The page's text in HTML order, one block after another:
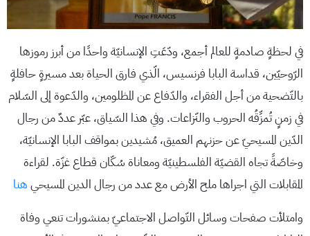
في لحظةٍ صادمةٍ للعالم أجمع، ودّعَتِ الإنسانيّة واحدًا من أبرز رموزها
الرّوحيّين، قداسة البابا فرنسيس، الّذي فارق الحياة بعد مسيرةٍ حافلةٍ
بالتّضحية من أجل الفقراء، والدّفاع عن المظلومين، والدّعوة إلى السّلام
في زمنٍ تُمزِّقُه الحروب والنّزاعات. وفي هذا السّياق، عبّر عددٌ من رجال
الدّين المسيحيّ عن حزنهم العميق، مُشيدين بمواقف البابا الإنسانيّة،
وخاصّةً تجاه القضيّة الفلسطينيّة ومعاناة سُكّان قطاع غزّة. لقراءة
المقابلات التي اجراها ملح الأرض مع عدد من رجال الدين المسيحي هنا
وامتلأت صفحات وسائل التّواصل الاجتماعيّ بمنشورات تنعي وفاة